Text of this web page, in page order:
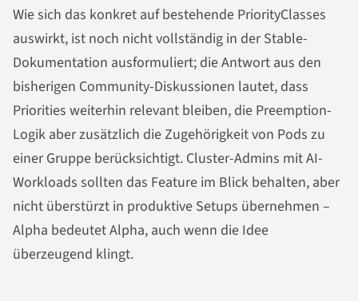
Wie sich das konkret auf bestehende PriorityClasses
auswirkt, ist noch nicht vollständig in der Stable-
Dokumentation ausformuliert; die Antwort aus den
bisherigen Community-Diskussionen lautet, dass
Priorities weiterhin relevant bleiben, die Preemption-
Logik aber zusätzlich die Zugehörigkeit von Pods zu
einer Gruppe berücksichtigt. Cluster-Admins mit AI-
Workloads sollten das Feature im Blick behalten, aber
nicht überstürzt in produktive Setups übernehmen –
Alpha bedeutet Alpha, auch wenn die Idee
überzeugend klingt.